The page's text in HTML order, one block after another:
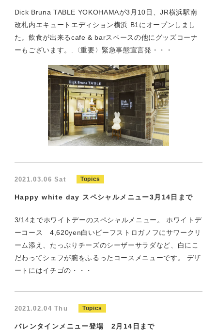
Dick Bruna TABLE YOKOHAMAが3月10日、JR横浜駅南
改札内エキュートエディション横浜 B1にオープンしまし
た。飲食が出来るcafe & barスペースの他にグッズコーナ
ーもございます。.〈重要〉緊急事態宣言発・・・
2021.03.06 Sat Topics
Happy white day スペシャルメニュー3月14日まで
3/14までホワイトデーのスペシャルメニュー。 ホワイトデ
ーコース 4,620yen白いビーフストロガノフにサワークリ
ーム添え、たっぷりチーズのシーザーサラダなど、白にこ
だわってシェフが腕をふるったコースメニューです。 デザ
ートにはイチゴの・・・
2021.02.04 Thu Topics
バレンタインメニュー登場 2月14日まで